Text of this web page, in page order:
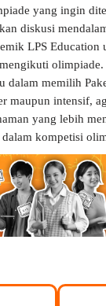
yang ingin
diskusi
LPS Education
olimpiade.
dalam memilih
maupun intensif,
yang lebih
kompetisi